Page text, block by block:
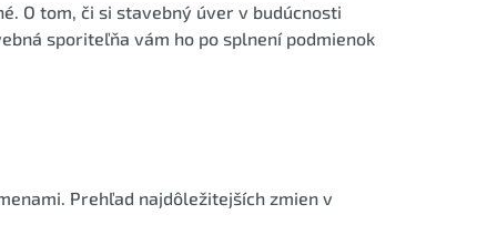
O tom, či si stavebný úver v budúcnosti
sporiteľňa vám ho po splnení podmienok
Prehľad najdôležitejších zmien v